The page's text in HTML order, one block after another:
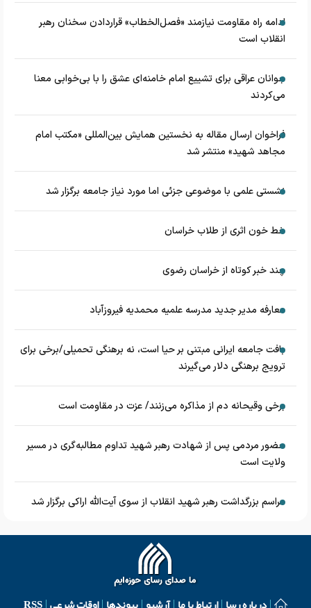
ادامه راه مقاومت نیازمند «فصل‌الخطاب» قراردادن سخنان رهبر
انقلاب است
جوانان عراقی برای تشییع امام خامنه‌ای عشق را با بی‌خوابی معنا
می‌کردند
فراخوان ارسال مقاله به نخستین همایش بین‌المللی «مکتب امام
مجاهد شهید» منتشر شد
نشستی علمی با موضوعی جزئی اما مورد نیاز جامعه برگزار شد
خط خون اثری از طلاب خراسان
چند خبر کوتاه از خراسان رضوی
معارفه مدیر جدید مدرسه علمیه محمدیه فیروزآباد
بافت جامعه ایرانی مبتنی بر حیا است، نه برهنگی تحمیلی/برخی برای
ترویج برهنگی دلار می‌گیرند
برخی وقیحانه دم از مذاکره می‌زنند/ عزت در مقاومت است
حضور مردمی پس از شهادت رهبر شهید تداوم مطالبه‌گری در مسیر
ولایت است
مراسم بزرگداشت رهبر شهید انقلاب از سوی آیت‌الله اراکی برگزار شد